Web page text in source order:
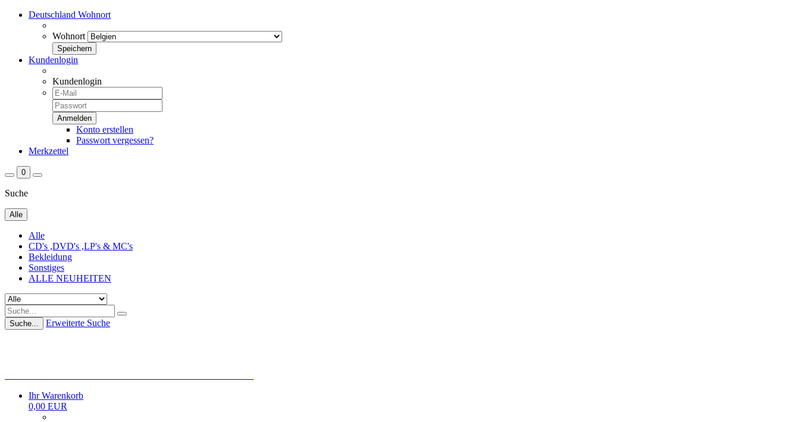
Deutschland Wohnort
Wohnort
Kundenlogin
Kundenlogin
Konto erstellen
Passwort vergessen?
Merkzettel
0
Suche
Alle
Alle
CD's ,DVD's ,LP's & MC's
Bekleidung
Sonstiges
ALLE NEUHEITEN
Suche... Erweiterte Suche
Ihr Warenkorb
0,00 EUR